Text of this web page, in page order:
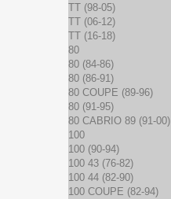
TT (98-05)
TT (06-12)
TT (16-18)
80
80 (84-86)
80 (86-91)
80 COUPE (89-96)
80 (91-95)
80 CABRIO 89 (91-00)
100
100 (90-94)
100 43 (76-82)
100 44 (82-90)
100 COUPE (82-94)